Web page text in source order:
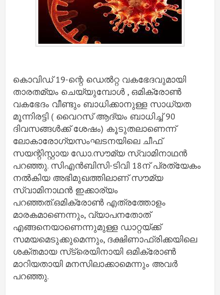
കൊവിഡ് 19-ന്റെ ഡെല്‍റ്റ വകഭേദവുമായി
താരതമ്യം ചെയ്യുമ്പോൾ , ഒമിക്രോണ്‍
വകഭേദം വീണ്ടും ബാധിക്കാനുള്ള സാധ്യത
മൂന്നിരട്ടി ( വൈറസ് ആദ്യം ബാധിച്ച്‌ 90
ദിവസങ്ങള്‍ക്ക് ശേഷം) കൂടുതലാണെന്ന്
ലോകാരോഗ്യസംഘടനയിലെ ചീഫ്
സയന്റിസ്റ്റായ ഡോ.സൗമ്യ സ്വാമിനാഥന്‍
പറഞ്ഞു. സിഎന്‍ബിസി-ടിവി 18ന് പ്രത്യേകം
നല്‍കിയ അഭിമുഖത്തിലാണ് സൗമ്യ
സ്വാമിനാഥന്‍ ഇക്കാര്യം
പറഞ്ഞത്.ഒമിക്രോണ്‍ എത്രത്തോളം
മാരകമാണെന്നും, വ്യാപനതോത്
എങ്ങനെയാണെന്നുമുള്ള ഡാറ്റയ്ക്ക്
സമയമെടുക്കുമെന്നും, ദക്ഷിണാഫ്രിക്കയിലെ
ശക്തമായ സ്‌ട്രെയിനായി ഒമിക്രോണ്‍
മാറിയതായി മനസിലാക്കാമെന്നും അവര്‍
പറഞ്ഞു.